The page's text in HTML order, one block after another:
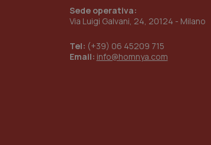
Sede operativa:
Via Luigi Galvani, 24, 20124 - Milano
Tel: (+39) 06 45209 715
Email: info@homnya.com